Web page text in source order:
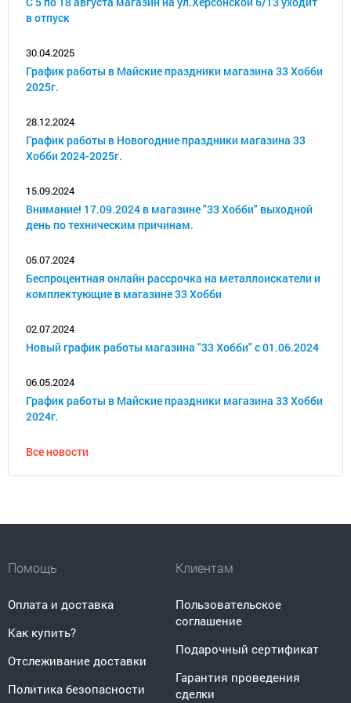
в отпуск
30.04.2025
График работы в Майские праздники магазина 33 Хобби
2025г.
28.12.2024
График работы в Новогодние праздники магазина 33
Хобби 2024-2025г.
15.09.2024
Внимание! 17.09.2024 в магазине "33 Хобби" выходной
день по техническим причинам.
05.07.2024
Беспроцентная онлайн рассрочка на металлоискатели и
комплектующие в магазине 33 Хобби
02.07.2024
Новый график работы магазина "33 Хобби" с 01.06.2024
06.05.2024
График работы в Майские праздники магазина 33 Хобби
2024г.
Все новости
Помощь
Оплата и доставка
Как купить?
Отслеживание доставки
Политика безопасности
Клиентам
Пользовательское
соглашение
Подарочный сертификат
Гарантия проведения
сделки